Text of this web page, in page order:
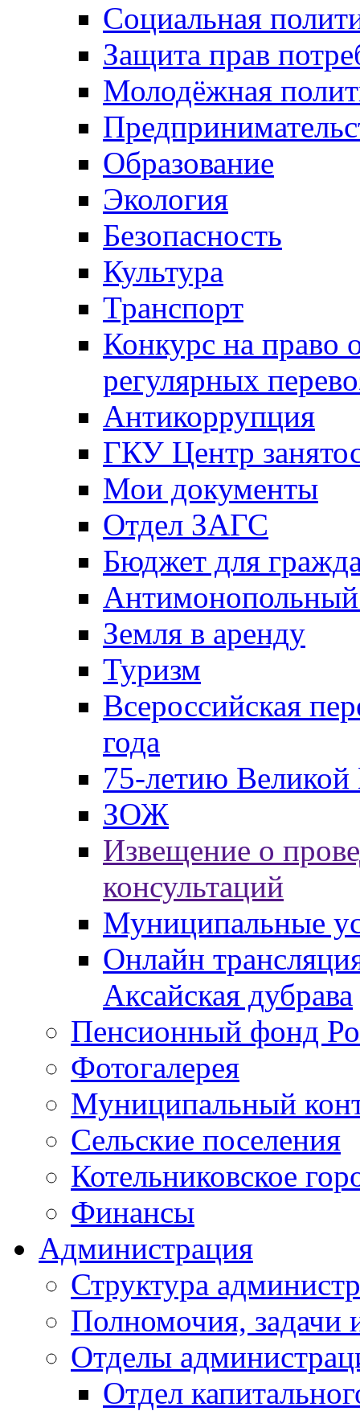
Социальная
Защита прав
Молодёжная
Образование
Экология
Безопасность
Культура
Транспорт
Конкурс на право
регулярных
Антикоррупция
ГКУ Центр
Мои документы
Отдел ЗАГС
Бюджет для
Антимонопольный
Земля в аренду
Туризм
Всероссийская
года
75-летию
ЗОЖ
Извещение о
консультаций
Муниципальные
Онлайн
Аксайская дубрава
Пенсионный фонд
Фотогалерея
Муниципальный
Сельские поселения
Котельниковское
Финансы
Администрация
Структура
Полномочия, задачи
Отделы
Отдел